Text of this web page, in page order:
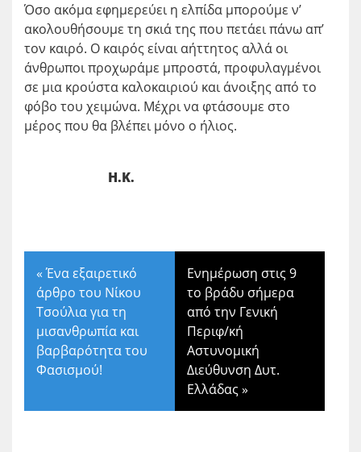
Όσο ακόμα εφημερεύει η ελπίδα μπορούμε ν’
ακολουθήσουμε τη σκιά της που πετάει πάνω απ’
τον καιρό. Ο καιρός είναι αήττητος αλλά οι
άνθρωποι προχωράμε μπροστά, προφυλαγμένοι
σε μια κρούστα καλοκαιριού και άνοιξης από το
φόβο του χειμώνα. Μέχρι να φτάσουμε στο
μέρος που θα βλέπει μόνο ο ήλιος.
Η.Κ.
«Ένα εξαιρετικό
άρθρο του Νίκου
Τσούλια για τη
μισανθρωπία και
βαρβαρότητα του
Φασισμού!
Ενημέρωση στις 9
το βράδυ σήμερα
από την Γενική
Περιφ/κή
Αστυνομική
Διεύθυνση Δυτ.
Ελλάδας»